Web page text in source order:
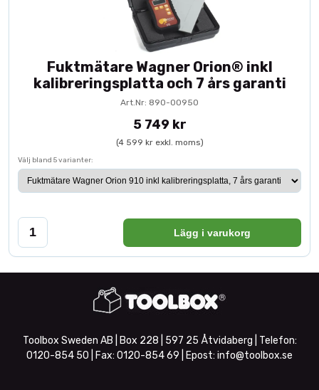
Fuktmätare Wagner Orion® inkl
kalibreringsplatta och 7 års garanti
Art.Nr: 890-00950
5 749 kr
(4 599 kr exkl. moms)
Välj bland 5 varianter:
Lägg i varukorg
Toolbox Sweden AB | Box 228 | 597 25 Åtvidaberg | Telefon:
0120-854 50 | Fax: 0120-854 69 | Epost: info@toolbox.se